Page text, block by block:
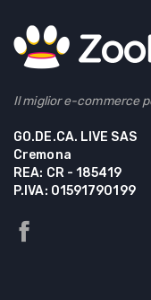
Il miglior e-commerce
GO.DE.CA. LIVE SAS
Cremona
REA: CR - 185419
P.IVA: 01591790199